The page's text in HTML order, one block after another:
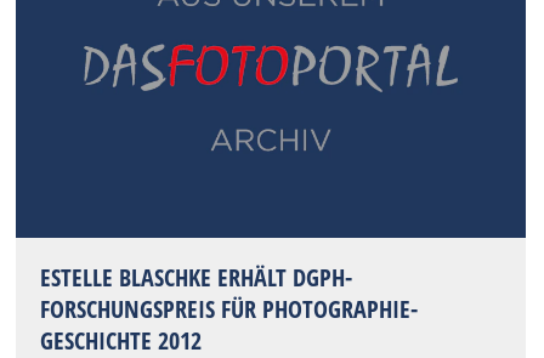
ESTELLE BLASCHKE ERHÄLT DGPH-
FORSCHUNGSPREIS FÜR PHOTOGRAPHIE-
GESCHICHTE 2012